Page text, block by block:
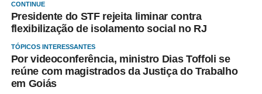
CONTINUE
Presidente do STF rejeita liminar contra
flexibilização de isolamento social no RJ
TÓPICOS INTERESSANTES
Por videoconferência, ministro Dias Toffoli se
reúne com magistrados da Justiça do Trabalho
em Goiás